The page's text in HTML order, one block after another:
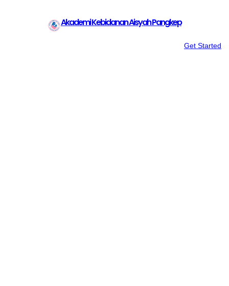
Akademi Kebidanan Aisyah Pangkep
Get Started